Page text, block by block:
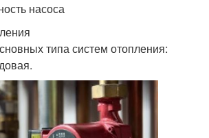
насоса
типа систем отопления: